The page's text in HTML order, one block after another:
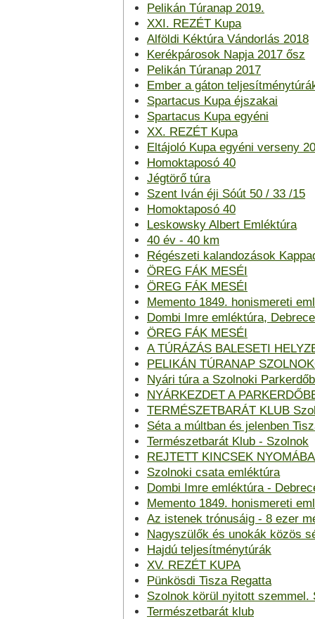
Pelikán Túranap 2019.
XXI. REZÉT Kupa
Alföldi Kéktúra Vándorlás 2018
Kerékpárosok Napja 2017 ősz
Pelikán Túranap 2017
Ember a gáton
Spartacus Kupa éjszakai
Spartacus Kupa egyéni
XX. REZÉT Kupa
Eltájoló Kupa egyéni verseny
Homoktaposó 40
Jégtörő túra
Szent Iván éji Sóút 50 / 33 /15
Homoktaposó 40
Leskowsky Albert Emléktúra
40 év - 40 km
Régészeti kalandozások
ÖREG FÁK MESÉI
ÖREG FÁK MESÉI
Memento 1849. honismereti
Dombi Imre emléktúra,
ÖREG FÁK MESÉI
A TÚRÁZÁS BALESETI
PELIKÁN TÚRANAP
Nyári túra a Szolnoki
NYÁRKEZDET A
TERMÉSZETBARÁT KLUB
Séta a múltban és jelenben
Természetbarát Klub - Szolnok
REJTETT KINCSEK
Szolnoki csata emléktúra
Dombi Imre emléktúra -
Memento 1849. honismereti
Az istenek trónusáig - 8 ezer
Nagyszülők és unokák közös
Hajdú teljesítménytúrák
XV. REZÉT KUPA
Pünkösdi Tisza Regatta
Szolnok körül nyitott szemmel.
Természetbarát klub